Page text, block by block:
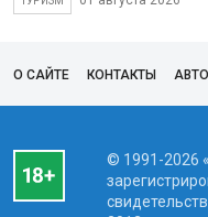
О САЙТЕ КОНТАКТЫ
© 1991-2026